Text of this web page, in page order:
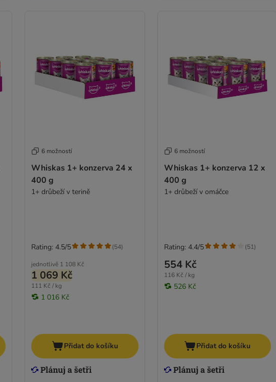
6 možností
Whiskas 1+ konzerva 24 x
400 g
1+ drůbeží v terině
jednotlivě 1 108 Kč
1 069 Kč
111 Kč / kg
1 016 Kč
Rating: 4.5/5 (54)
Přidat do košíku
6 možností
Whiskas 1+ konzerva 12 x
400 g
1+ drůbeží v omáčce
554 Kč
116 Kč / kg
526 Kč
Rating: 4.4/5 (51)
Přidat do košíku